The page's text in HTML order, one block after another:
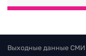
Выходные данные СМИ